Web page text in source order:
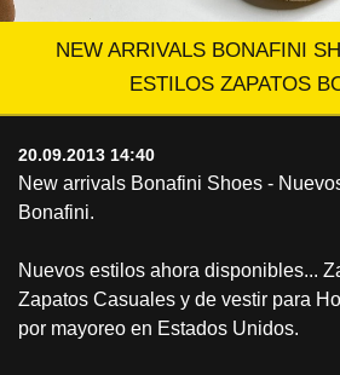
NEW ARRIVALS BONAFINI
ESTILOS ZAPATOS
20.09.2013 14:40
New arrivals Bonafini Shoes -
Bonafini.
Nuevos estilos ahora disponibles...
Zapatos Casuales y de vestir para
por mayoreo en Estados Unidos.